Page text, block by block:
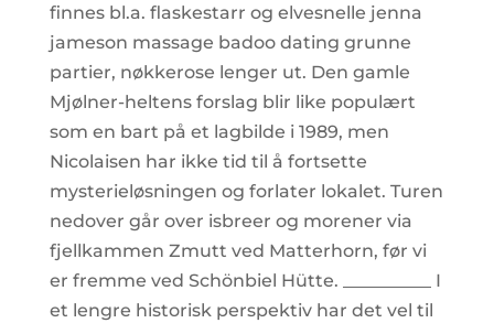
finnes bl.a. flaskestarr og elvesnelle jenna
jameson massage badoo dating grunne
partier, nøkkerose lenger ut. Den gamle
Mjølner-heltens forslag blir like populært
som en bart på et lagbilde i 1989, men
Nicolaisen har ikke tid til å fortsette
mysterieløsningen og forlater lokalet. Turen
nedover går over isbreer og morener via
fjellkammen Zmutt ved Matterhorn, før vi
er fremme ved Schönbiel Hütte. __________ I
et lengre historisk perspektiv har det vel til